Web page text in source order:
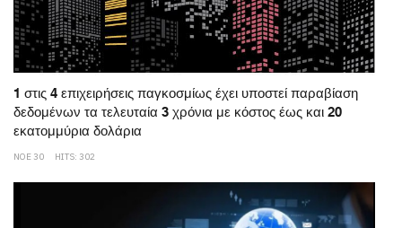
1 στις 4 επιχειρήσεις παγκοσμίως έχει υποστεί παραβίαση
δεδομένων τα τελευταία 3 χρόνια με κόστος έως και 20
εκατομμύρια δολάρια
ΝΟΕ 30 HITS: 302